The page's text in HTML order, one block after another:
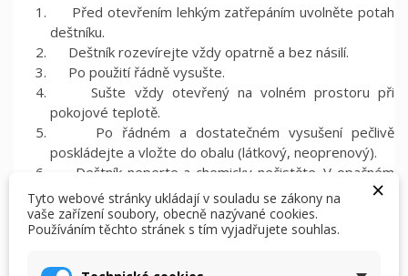
Před otevřením lehkým zatřepáním uvolněte potah
deštníku.
Deštník rozevírejte vždy opatrně a bez násilí.
Po použití řádně vysušte.
Sušte vždy otevřený na volném prostoru při
pokojové teplotě.
Po řádném a dostatečném vysušení pečlivě
poskládejte a vložte do obalu (látkový, neoprenový).
Deštník neperte a chemicky nečistěte. V opačném
případě by se tím poničila impregnace.
Deštník nevystavujte nadměrné zátěži – hlavně
silnému větru či opírání se o něj jako o hůl.
((modalTitle)) ×
×
Tyto webové stránky ukládají v souladu se zákony na
vaše zařízení soubory, obecně nazývané cookies.
Používáním těchto stránek s tím vyjadřujete souhlas.